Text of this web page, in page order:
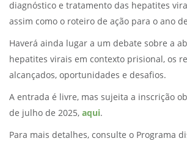
diagnóstico e tratamento das hepatites
assim como o roteiro de ação para o ano
Haverá ainda lugar a um debate sobre a
hepatites virais em contexto prisional, os
alcançados, oportunidades e desafios.
A entrada é livre, mas sujeita a inscrição
de julho de 2025, aqui.
Para mais detalhes, consulte o Programa